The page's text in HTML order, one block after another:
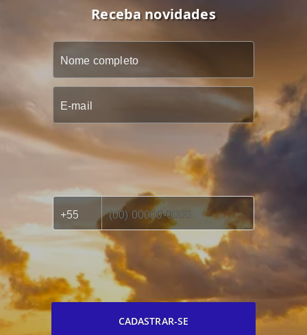
Receba novidades
CADASTRAR-SE